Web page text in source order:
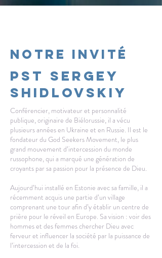
NOTRE INVITÉ
PST SERGEY
Shidlovskiy
Conférencier, motivateur et personnalité
publique, originaire de Biélorussie, il a vécu
plusieurs années en Ukraine et en Russie. Il est le
fondateur du God Seekers Movement, le plus
grand mouvement d’intercession du monde
russophone, qui a marqué une génération de
croyants par sa passion pour la présence de Dieu.
Aujourd’hui installé en Estonie avec sa famille, il a
récemment acquis une partie d’un village
comprenant une tour afin d’y établir un centre de
prière pour le réveil en Europe. Sa vision : voir des
hommes et des femmes chercher Dieu avec
ferveur et influencer la société par la puissance de
l’intercession et de la foi.